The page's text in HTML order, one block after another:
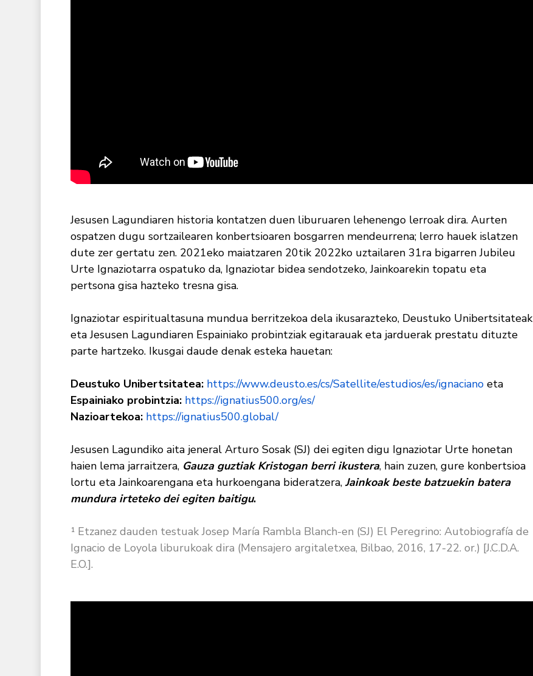
Jesusen Lagundiaren historia kontatzen duen liburuaren lehenengo lerroak dira. Aurten
ospatzen dugu sortzailearen konbertsioaren bosgarren mendeurrena; lerro hauek islatzen
dute zer gertatu zen. 2021eko maiatzaren 20tik 2022ko uztailaren 31ra bigarren Jubileu
Urte Ignaziotarra ospatuko da, Ignaziotar bidea sendotzeko, Jainkoarekin topatu eta
pertsona gisa hazteko tresna gisa.
Ignaziotar espiritualtasuna mundua berritzekoa dela ikusarazteko, Deustuko Unibertsitateak
eta Jesusen Lagundiaren Espainiako probintziak egitarauak eta jarduerak prestatu dituzte
parte hartzeko. Ikusgai daude denak esteka hauetan:
Deustuko Unibertsitatea: https://www.deusto.es/cs/Satellite/estudios/es/ignacianoeta
Espainiako probintzia: https://ignatius500.org/es/
Nazioartekoa: https://ignatius500.global/
Jesusen Lagundiko aita jeneral Arturo Sosak (SJ) dei egiten digu Ignaziotar Urte honetan
haien lema jarraitzera, Gauza guztiak Kristogan berri ikustera, hain zuzen, gure konbertsioa
lortu eta Jainkoarengana eta hurkoengana bideratzera, Jainkoak beste batzuekin batera
mundura irteteko dei egiten baitigu.
¹ Etzanez dauden testuak Josep María Rambla Blanch-en (SJ) El Peregrino: Autobiografía de
Ignacio de Loyola liburukoak dira (Mensajero argitaletxea, Bilbao, 2016, 17-22. or.) [J.C.D.A.
E.O.].